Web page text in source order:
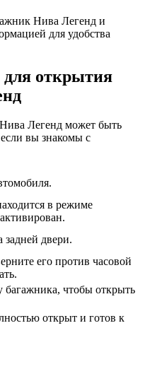
Нива Легенд и
для удобства
открытия
Легенд может быть
вы знакомы с
в режиме
задней двери.
его против часовой
чтобы открыть
открыт и готов к